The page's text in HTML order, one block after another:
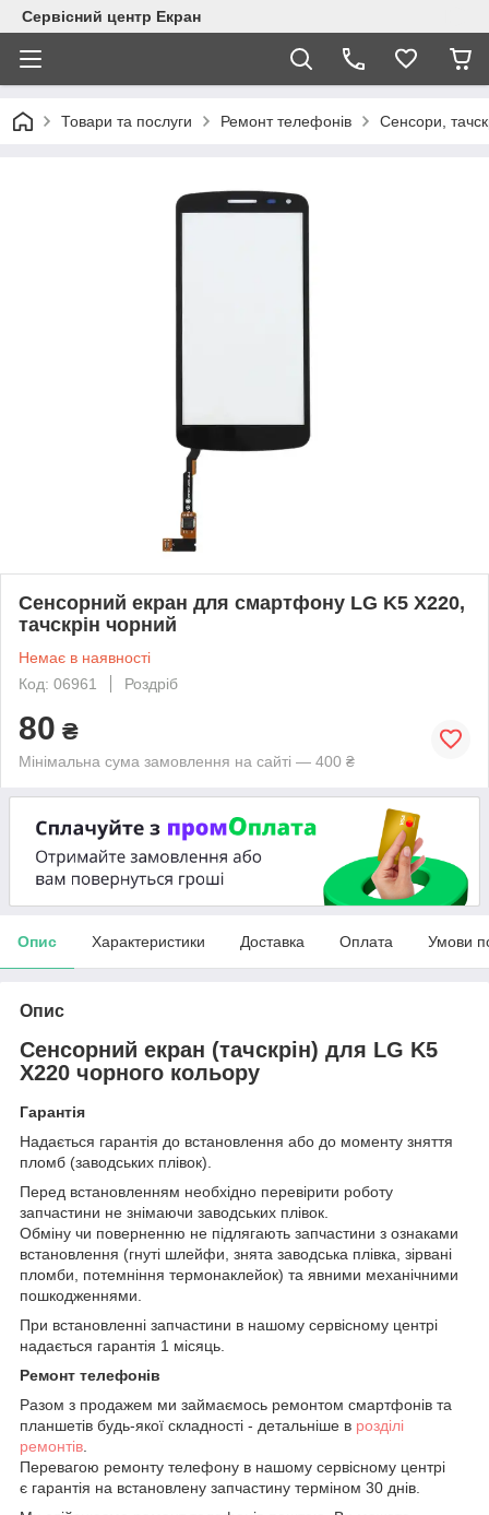
Сервісний центр Екран
Товари та послуги Ремонт телефонів Сенсори,
Сенсорний екран для смартфону LG K5 X220,
тачскрін чорний
Немає в наявності
Код: 06961
Роздріб
80 ₴
Мінімальна сума замовлення на сайті — 400 ₴
Опис Характеристики Доставка Оплата Умови
Опис
Сенсорний екран (тачскрін) для LG K5
X220 чорного кольору
Гарантія
Надається гарантія до встановлення або до моменту зняття
пломб (заводських плівок).
Перед встановленням необхідно перевірити роботу
запчастини не знімаючи заводських плівок.
Обміну чи поверненню не підлягають запчастини з ознаками
встановлення (гнуті шлейфи, знята заводська плівка, зірвані
пломби, потемніння термонаклейок) та явними механічними
пошкодженнями.
При встановленні запчастини в нашому сервісному центрі
надається гарантія 1 місяць.
Ремонт телефонів
Разом з продажем ми займаємось ремонтом смартфонів та
планшетів будь-якої складності - детальніше в розділі
ремонтів
Перевагою ремонту телефону в нашому сервісному центрі
є гарантія на встановлену запчастину терміном 30 днів.